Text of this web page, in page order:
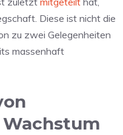
Diese ist nicht die
zu zwei Gelegenheiten
massenhaft